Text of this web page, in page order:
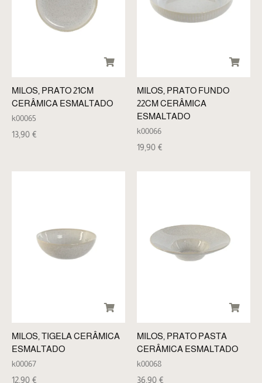
MILOS, PRATO 21CM
CERÂMICA ESMALTADO
k00065
13,90 €
MILOS, PRATO FUNDO
22CM CERÂMICA
ESMALTADO
k00066
19,90 €
MILOS, TIGELA CERÂMICA
ESMALTADO
k00067
12,90 €
MILOS, PRATO PASTA
CERÂMICA ESMALTADO
k00068
36,90 €